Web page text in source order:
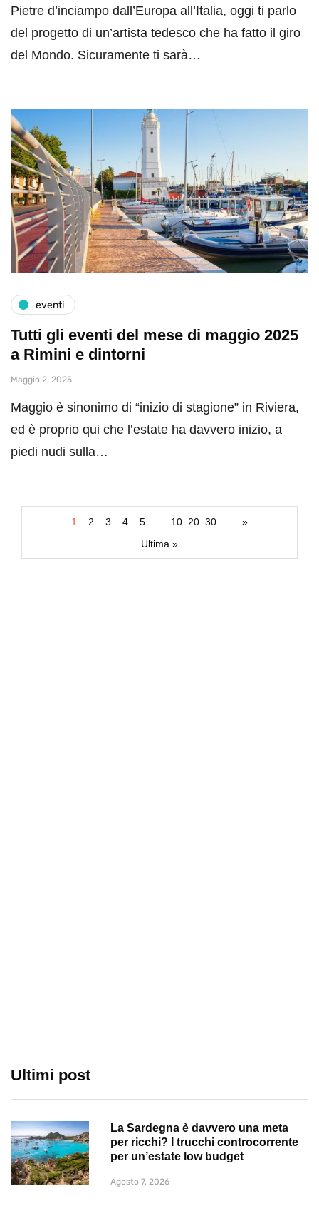
Pietre d’inciampo dall’Europa all’Italia, oggi ti parlo
del progetto di un’artista tedesco che ha fatto il giro
del Mondo. Sicuramente ti sarà…
eventi
Tutti gli eventi del mese di maggio 2025
a Rimini e dintorni
Maggio 2, 2025
Maggio è sinonimo di “inizio di stagione” in Riviera,
ed è proprio qui che l’estate ha davvero inizio, a
piedi nudi sulla…
1 2 3 4 5 10 20 30
»
Ultima »
Ultimi post
La Sardegna è davvero una meta
per ricchi? I trucchi controcorrente
per un’estate low budget
Agosto 7, 2026